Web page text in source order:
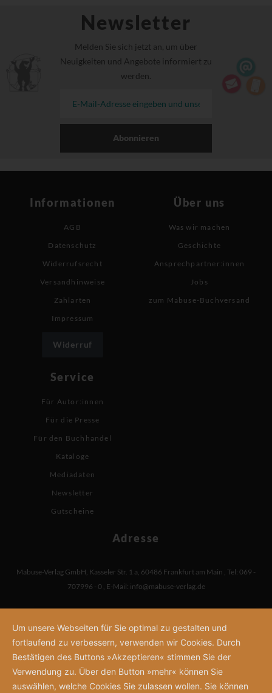
Newsletter
Melden Sie sich jetzt an, um über
Neuigkeiten und Angebote informiert zu
werden.
Abonnieren
Informationen
AGB
Datenschutz
Widerrufsrecht
Versandhinweise
Zahlarten
Impressum
Widerruf
Über uns
Was wir machen
Geschichte
Ansprechpartner:innen
Jobs
zum Mabuse-Buchversand
Service
Für Autor:innen
Für die Presse
Für den Buchhandel
Kataloge
Mediadaten
Newsletter
Gutscheine
Adresse
Mabuse-Verlag GmbH Kasseler Str. 1 a 60486 Frankfurt am Main Tel: 069 -
707996 - 0 E-Mail: info@mabuse-verlag.de
Um unsere Webseiten für Sie optimal zu gestalten und
fortlaufend zu verbessern, verwenden wir Cookies. Durch
Bestätigen des Buttons »Akzeptieren« stimmen Sie der
Verwendung zu. Über den Button »mehr« können Sie
auswählen, welche Cookies Sie zulassen wollen. Sie können